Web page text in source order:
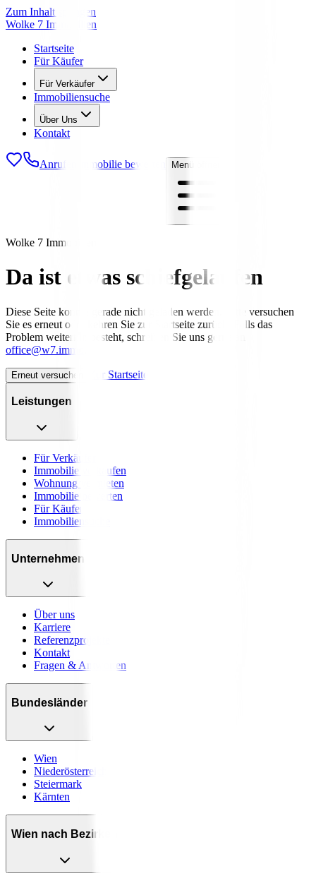
Zum Inhalt springen
Wolke 7 Immobilien
Startseite
Für Käufer
Für Verkäufer
Immobiliensuche
Über Uns
Kontakt
Anrufen Immobilie bewerten Menü öffnen
Wolke 7 Immobilien
Da ist etwas schiefgelaufen
Diese Seite konnte gerade nicht geladen werden. Bitte versuchen
Sie es erneut oder kehren Sie zur Startseite zurück. Falls das
Problem weiterhin besteht, schreiben Sie uns gerne an
office@w7.immo
Erneut versuchen Zur Startseite
Leistungen
Für Verkäufer
Immobilie verkaufen
Wohnung vermieten
Immobilie bewerten
Für Käufer
Immobiliensuche
Unternehmen
Über uns
Karriere
Referenzprojekte
Kontakt
Fragen & Antworten
Bundesländer
Wien
Niederösterreich
Steiermark
Kärnten
Wien nach Bezirken